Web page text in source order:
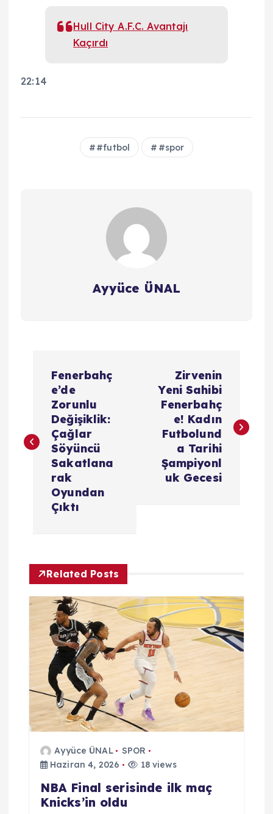
Hull City A.F.C. Avantajı
Kaçırdı
22:14
#futbol #spor
Ayyüce ÜNAL
ı
n
m
e
s
Fenerbahç
e’de
Zorunlu
Değişiklik:
Çağlar
Söyüncü
Sakatlana
rak
Oyundan
Çıktı
Zirvenin
Yeni Sahibi
Fenerbahç
e! Kadın
Futbolund
a Tarihi
Şampiyonl
uk Gecesi
Related Posts
Ayyüce ÜNAL
SPOR
Haziran 4, 2026
18 views
NBA Final serisinde ilk maç
Knicks’in oldu